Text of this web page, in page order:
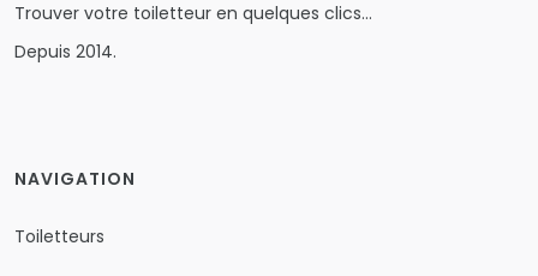
Trouver votre toiletteur en quelques clics…
Depuis 2014.
NAVIGATION
Toiletteurs